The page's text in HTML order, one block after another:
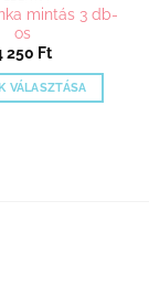
mintás 3 db-
os
250 Ft
VÁLASZTÁSA